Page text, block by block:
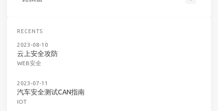
RECENTS
2023-08-10
云上安全攻防
WEB安全
2023-07-11
汽车安全测试CAN指南
IOT